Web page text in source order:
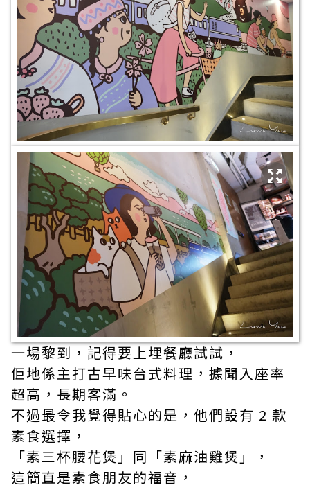
一場黎到，記得要上埋餐廳試試，
佢地係主打古早味台式料理，據聞入座率
超高，長期客滿。
不過最令我覺得貼心的是，他們設有 2 款
素食選擇，
「素三杯腰花煲」同「素麻油雞煲」，
這簡直是素食朋友的福音，